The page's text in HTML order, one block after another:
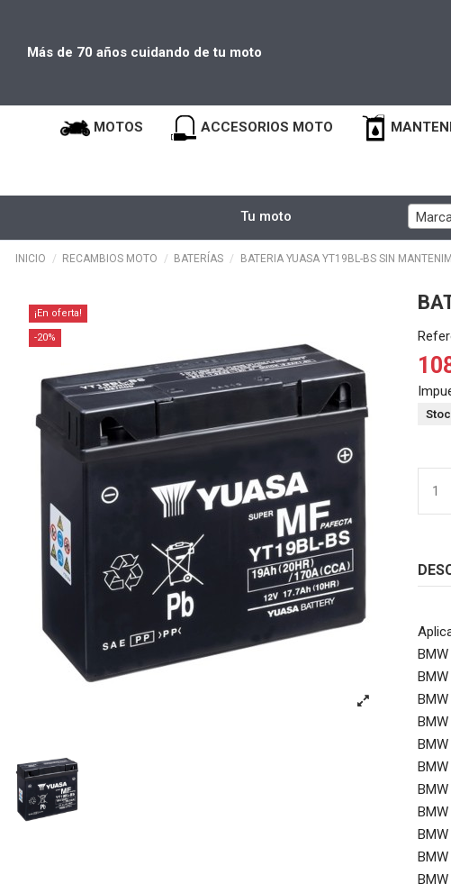
Más de 70 años cuidando de tu moto
MOTOS ACCESORIOS MOTO
Tu moto
INICIO RECAMBIOS MOTO BATERÍAS BATERIA YUASA YT19BL-BS SIN
¡En oferta!
-20%